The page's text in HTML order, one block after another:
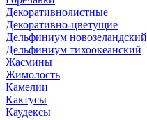
Декоративнолистные
Декоративно-цветущие
Дельфиниум новозеландский
Дельфиниум тихоокеанский
Жасмины
Жимолость
Камелии
Кактусы
Каудексы